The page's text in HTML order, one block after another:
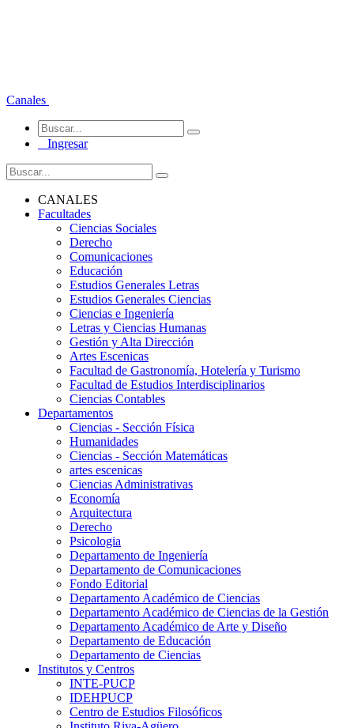
Canales
Ingresar
CANALES
Facultades
Ciencias Sociales
Derecho
Comunicaciones
Educación
Estudios Generales Letras
Estudios Generales Ciencias
Ciencias e Ingeniería
Letras y Ciencias Humanas
Gestión y Alta Dirección
Artes Escenicas
Facultad de Gastronomía, Hotelería y Turismo
Facultad de Estudios Interdisciplinarios
Ciencias Contables
Departamentos
Ciencias - Sección Física
Humanidades
Ciencias - Sección Matemáticas
artes escenicas
Ciencias Administrativas
Economía
Arquitectura
Derecho
Psicologia
Departamento de Ingeniería
Departamento de Comunicaciones
Fondo Editorial
Departamento Académico de Ciencias
Departamento Académico de Ciencias de la Gestión
Departamento Académico de Arte y Diseño
Departamento de Educación
Departamento de Ciencias
Institutos y Centros
INTE-PUCP
IDEHPUCP
Centro de Estudios Filosóficos